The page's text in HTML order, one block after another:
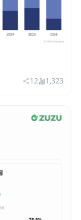
상 폭력
달러 돌파
12 1,323